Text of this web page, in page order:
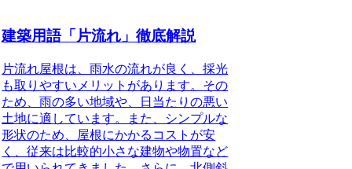
建築用語「片流れ」徹底解説
片流れ屋根は、雨水の流れが良く、採光
も取りやすいメリットがあります。 その
ため、雨の多い地域や、日当たりの悪い
土地に適しています。また、シンプルな
形状のため、屋根にかかるコストが安
く、従来は比較的小さな建物や物置など